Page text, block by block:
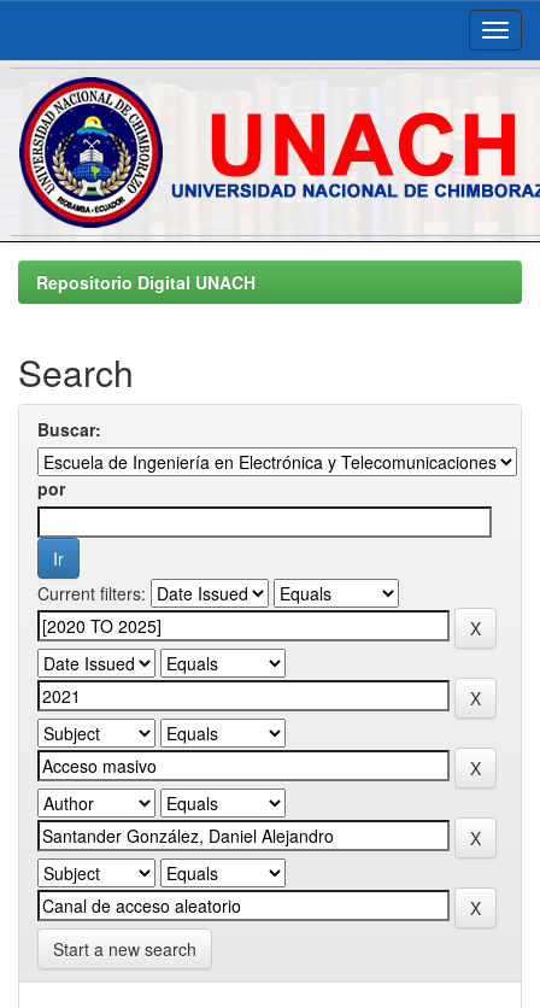
Skip
navigationRepositorio Digital UNACH
Search
Buscar:
por
Current filters:
Start a new search